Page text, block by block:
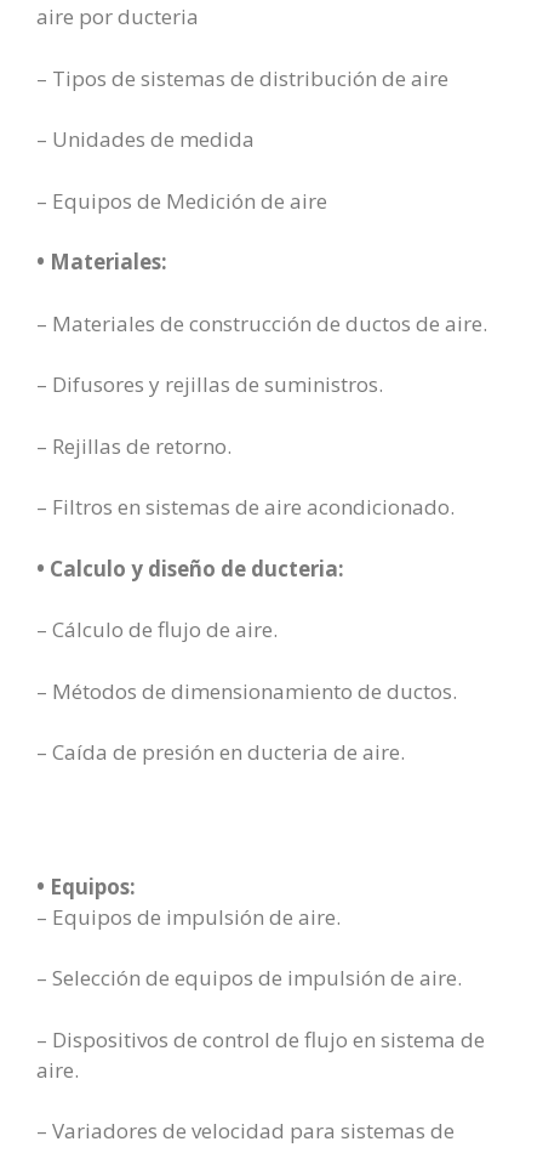
aire por ducteria
– Tipos de sistemas de distribución de aire
– Unidades de medida
– Equipos de Medición de aire
• Materiales:
– Materiales de construcción de ductos de aire.
– Difusores y rejillas de suministros.
– Rejillas de retorno.
– Filtros en sistemas de aire acondicionado.
• Calculo y diseño de ducteria:
– Cálculo de flujo de aire.
– Métodos de dimensionamiento de ductos.
– Caída de presión en ducteria de aire.
• Equipos:
– Equipos de impulsión de aire.
– Selección de equipos de impulsión de aire.
– Dispositivos de control de flujo en sistema de
aire.
– Variadores de velocidad para sistemas de